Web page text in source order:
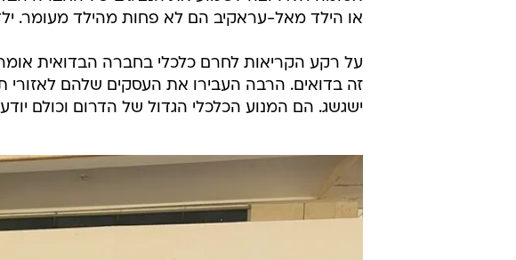
או הילד מאל-עראקיב הם לא פחות מהילד מעומר. ילד
על רקע הקריאות לחרם כלכלי בחברה הבדואית
זה בדואים. הרבה העבירו את העסקים שלהם
ישגשג. הם המנוע הכלכלי הגדול של הדרום וכולם